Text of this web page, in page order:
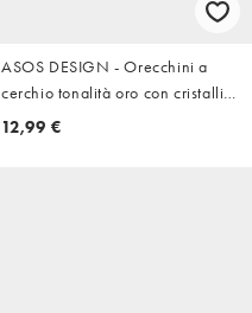
ASOS DESIGN - Orecchini a
cerchio tonalità oro con cristalli
incisi
12,99 €